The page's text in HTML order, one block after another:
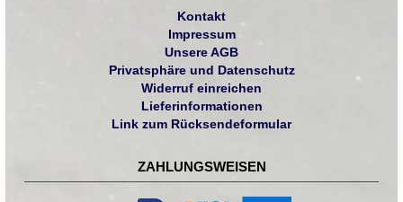
Kontakt
Impressum
Unsere AGB
Privatsphäre und Datenschutz
Widerruf einreichen
Lieferinformationen
Link zum Rücksendeformular
ZAHLUNGSWEISEN